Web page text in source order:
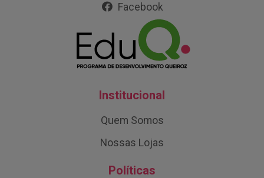
Facebook
Institucional
Quem Somos
Nossas Lojas
Políticas